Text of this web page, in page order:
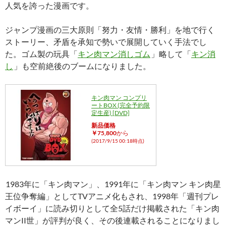
人気を誇った漫画です。
ジャンプ漫画の三大原則「努力・友情・勝利」を地で行く
ストーリー、矛盾を承知で勢いで展開していく手法でし
た。ゴム製の玩具「キン肉マン消しゴム 」略して「キン消
し 」も空前絶後のブームになりました。
キン肉マン コンプリ
ートBOX (完全予約限
定生産) [DVD]
新品価格
￥75,800から
(2017/9/15 00:18時点)
1983年に「キン肉マン」、1991年に「キン肉マン キン肉星
王位争奪編」としてTVアニメ化もされ、1998年「週刊プレ
イボーイ」に読み切りとして全5話だけ掲載された「キン肉
マンII世」が評判が良く、その後連載されることになりまし